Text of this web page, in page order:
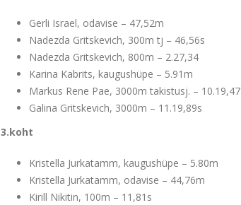
Gerli Israel, odavise – 47,52m
Nadezda Gritskevich, 300m tj – 46,56s
Nadezda Gritskevich, 800m – 2.27,34
Karina Kabrits, kaugushüpe – 5.91m
Markus Rene Pae, 3000m takistusj. – 10.19,47
Galina Gritskevich, 3000m – 11.19,89s
3.koht
Kristella Jurkatamm, kaugushüpe – 5.80m
Kristella Jurkatamm, odavise – 44,76m
Kirill Nikitin, 100m – 11,81s